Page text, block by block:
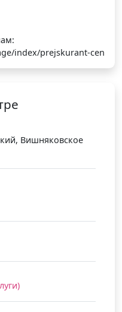
index/prejskurant-cen
Вишняковское